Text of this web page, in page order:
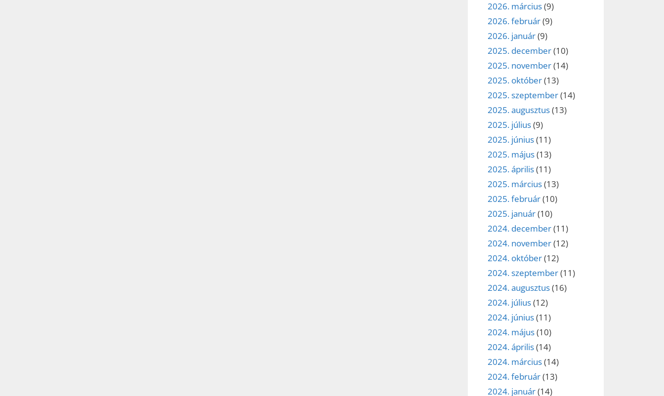
2026. március(9)
2026. február(9)
2026. január(9)
2025. december(10)
2025. november(14)
2025. október(13)
2025. szeptember(14)
2025. augusztus(13)
2025. július(9)
2025. június(11)
2025. május(13)
2025. április(11)
2025. március(13)
2025. február(10)
2025. január(10)
2024. december(11)
2024. november(12)
2024. október(12)
2024. szeptember(11)
2024. augusztus(16)
2024. július(12)
2024. június(11)
2024. május(10)
2024. április(14)
2024. március(14)
2024. február(13)
2024. január(14)